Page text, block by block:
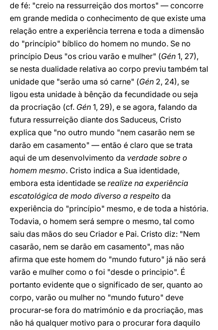
de fé: "creio na ressurreição dos mortos" — concorre
em grande medida o conhecimento de que existe uma
relação entre a experiência terrena e toda a dimensão
do "princípio" bíblico do homem no mundo. Se no
princípio Deus "os criou varão e mulher" (Gén 1, 27),
se nesta dualidade relativa ao corpo previu também tal
unidade que "serão uma só carne" (Gén 2, 24), se
ligou esta unidade à bênção da fecundidade ou seja
da procriação (cf. Gén 1, 29), e se agora, falando da
futura ressurreição diante dos Saduceus, Cristo
explica que "no outro mundo "nem casarão nem se
darão em casamento" — então é claro que se trata
aqui de um desenvolvimento da verdade sobre o
homem mesmo. Cristo indica a Sua identidade,
embora esta identidade se realize na experiência
escatológica de modo diverso a respeito da
experiência do "princípio" mesmo, e de toda a história.
Todavia, o homem será sempre o mesmo, tal como
saiu das mãos do seu Criador e Pai. Cristo diz: "Nem
casarão, nem se darão em casamento", mas não
afirma que este homem do "mundo futuro" já não será
varão e mulher como o foi "desde o principio". É
portanto evidente que o significado de ser, quanto ao
corpo, varão ou mulher no "mundo futuro" deve
procurar-se fora do matrimónio e da procriação, mas
não há qualquer motivo para o procurar fora daquilo